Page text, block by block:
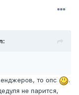
то опс
.
не парится,